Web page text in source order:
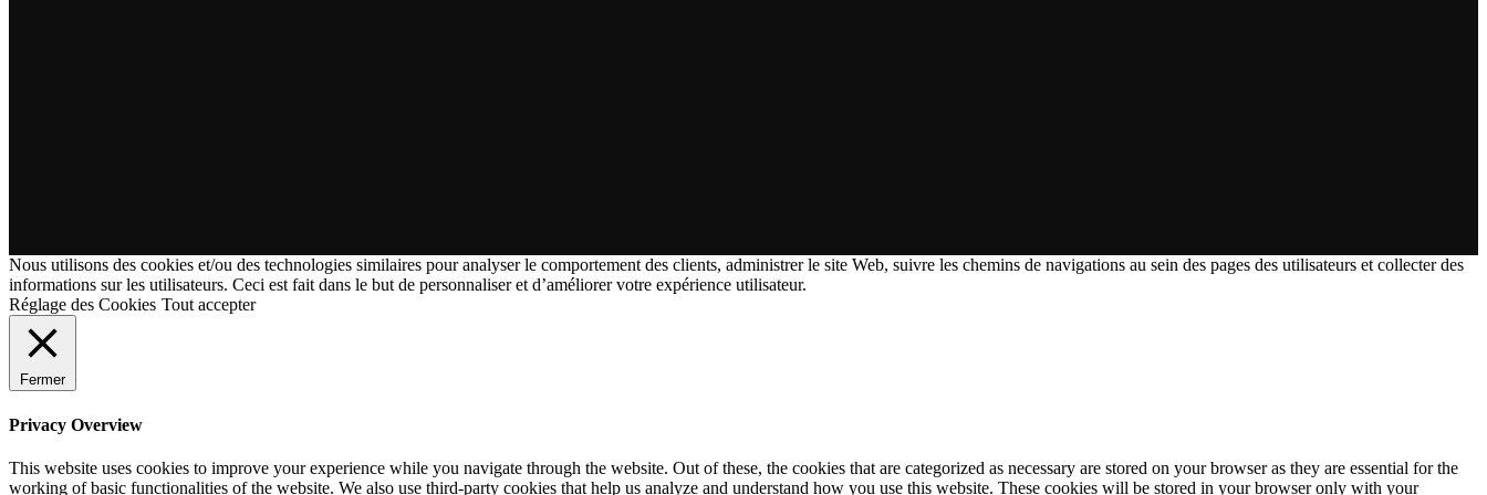
Nous utilisons des cookies et/ou des technologies similaires pour analyser le comportement des clients, administrer le site Web, suivre les chemins de navigations au sein des pages des utilisateurs et collecter des
informations sur les utilisateurs. Ceci est fait dans le but de personnaliser et d’améliorer votre expérience utilisateur.
Réglage des Cookies Tout accepter
Fermer
Privacy Overview
This website uses cookies to improve your experience while you navigate through the website. Out of these, the cookies that are categorized as necessary are stored on your browser as they are essential for the
working of basic functionalities of the website. We also use third-party cookies that help us analyze and understand how you use this website. These cookies will be stored in your browser only with your